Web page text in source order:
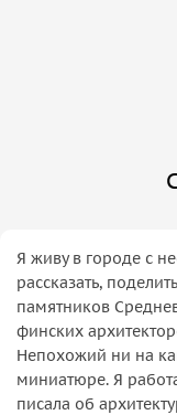
Я живу в городе с
рассказать,
памятников
финских
Непохожий ни на
миниатюре. Я
писала об